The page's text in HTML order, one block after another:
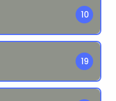
10
19